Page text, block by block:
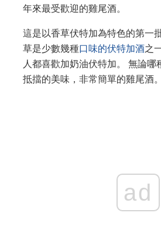
年來最受歡迎的雞尾酒。
這是以香草伏特加為特色的第一
草是少數幾種口味的伏特加酒之
人都喜歡加奶油伏特加。 無論哪
抵擋的美味，非常簡單的雞尾酒。
ad